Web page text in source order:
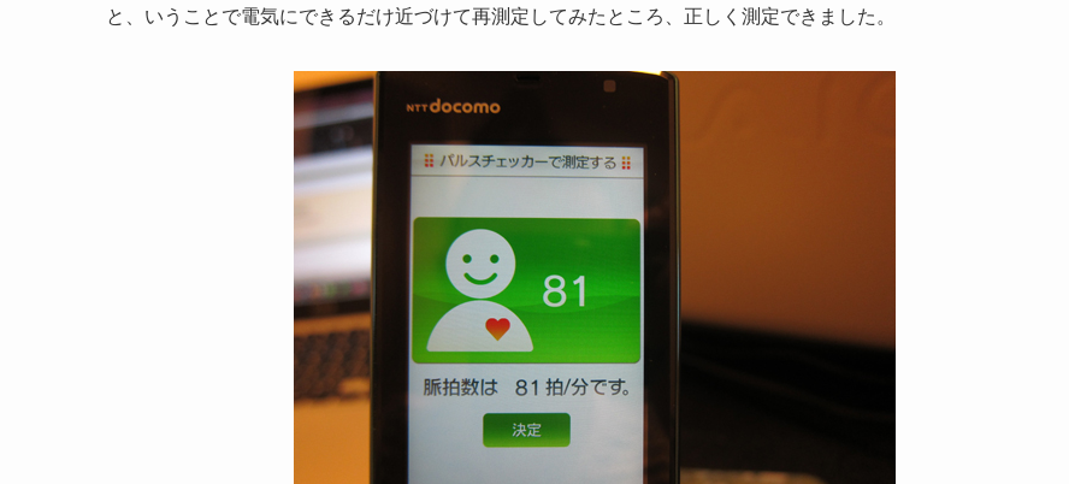
と、いうことで電気にできるだけ近づけて再測定してみたところ、正しく測定できました。